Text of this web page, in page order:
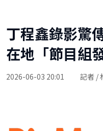
丁程鑫錄影驚
在地「節目組
2026-06-03 20:01 記者 /